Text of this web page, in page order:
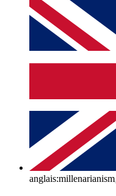
anglais:millenarianism